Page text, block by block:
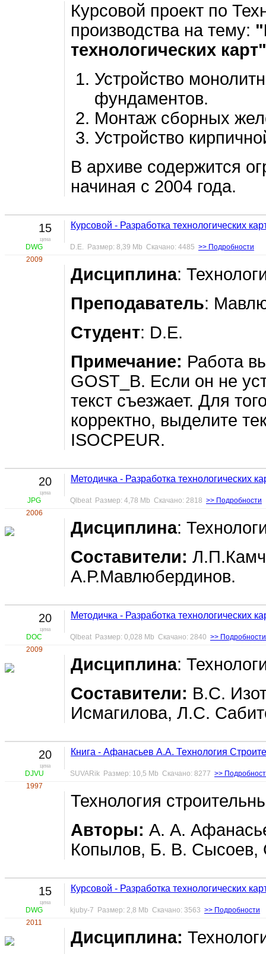
Курсовой проект по
производства на тему:
технологических карт"
Устройство
фундаментов.
Монтаж сборных
Устройство
В архиве содержится
начиная с 2004 года.
15
цена
DWG
2009
Курсовой - Разработка технологических
D.E. Размер: 8,39 Mb Скачано: 4485 >> Подробности
Дисциплина:
Преподаватель:
Студент: D.E.
Примечание: Работа
GOST_B. Если он не
текст съезжает. Для
корректно, выделите
ISOCPEUR.
20
цена
JPG
2006
Методичка - Разработка технологических
Qlbeat Размер: 4,78 Mb Скачано: 2818 >> Подробности
Дисциплина:
Составители:
А.Р.Мавлюбердинов.
20
цена
DOC
2009
Методичка - Разработка технологических
Qlbeat Размер: 0,028 Mb Скачано: 2840 >> Подробности
Дисциплина:
Составители: В.С.
Исмагилова, Л.С.
20
цена
DJVU
1997
Книга - Афанасьев А.А. Технология
SUVARik Размер: 10,5 Mb Скачано: 8277 >>
Технология
Авторы: А. А.
Копылов, Б. В. Сысоев,
15
цена
DWG
2011
Курсовой - Разработка технологических
kjuby-7 Размер: 2,8 Mb Скачано: 3563 >> Подробности
Дисциплина: